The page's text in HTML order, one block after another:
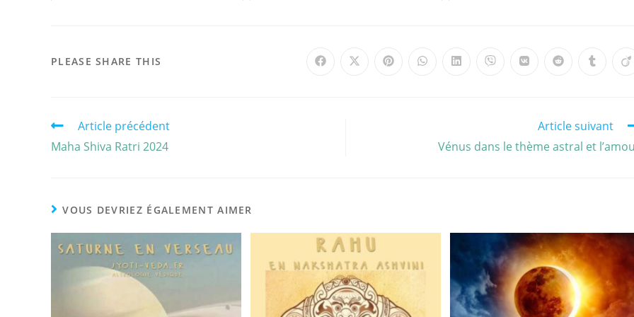
PLEASE SHARE THIS
Article précédent
Maha Shiva Ratri 2024
Article suivant
Vénus dans le thème astral et
VOUS DEVRIEZ ÉGALEMENT AIMER